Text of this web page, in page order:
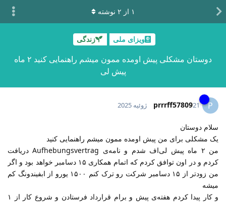
ویزای ملی زندگی
دوستان مشکلی پیش اومده ممون میشم راهنمایی کنید ۲ ماه
پیش لی‌
۱ از ۲ نوشته
P
prrrff5780921 ژوئیه 2025
سلام دوستان
یک مشکلی برای من پیش اومده ممون میشم راهنمایی کنید
من ۲ ماه پیش لی‌اف شدم و نامه‌ی Aufhebungsvertrag دریافت
کردم و در اون توافق کردم که اتمام همکاری ۱۵ دسامبر خواهد بود و اگر
من زودتر از ۱۵ دسامبر شرکت رو ترک کنم ۱۵۰۰ یورو از ابفیندونگ کم
میشه
و کار پیدا کردم هفته‌ی پیش و برام قرارداد فرستادن و شروع کار از ۱